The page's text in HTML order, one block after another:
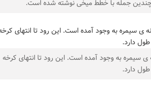
جمله‌ با خطط‌ میخی نوشته شده است.
ی سیمره به وجود آمده است. این رود تا انتهای کرخه